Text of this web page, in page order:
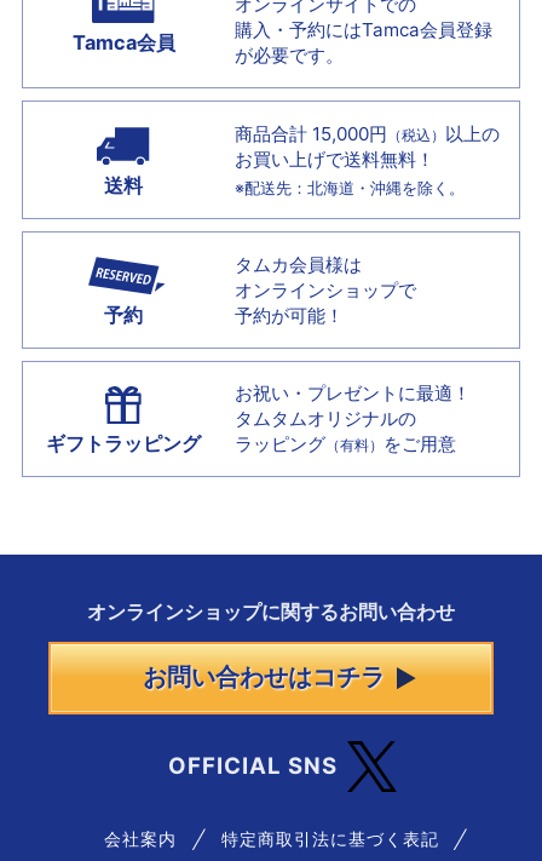
Tamca会員
オンラインサイトでの
購入・予約にはTamca会員登録
が必要です。
送料
商品合計 15,000円 （税込） 以上の
お買い上げで送料無料！
※配送先：北海道・沖縄を除く。
予約
タムカ会員様は
オンラインショップで
予約が可能！
ギフトラッピング
お祝い・プレゼントに最適！
タムタムオリジナルの
ラッピング （有料） をご用意
オンラインショップに関するお問い合わせ
お問い合わせはコチラ
OFFICIAL SNS
会社案内 特定商取引法に基づく表記